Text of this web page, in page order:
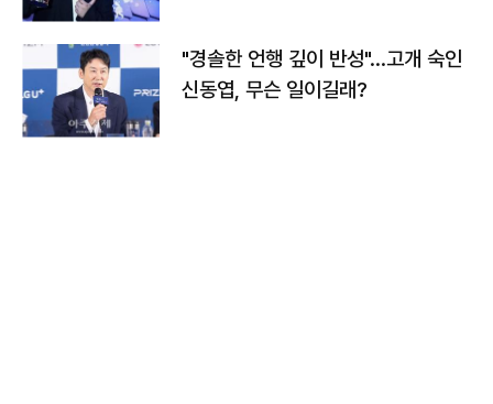
"경솔한 언행 깊이 반성"…고개 숙인
신동엽, 무슨 일이길래?